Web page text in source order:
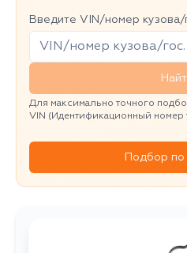
Введите VIN/номер кузова/
Для максимально точного
VIN (Идентификационный номер
Подбор